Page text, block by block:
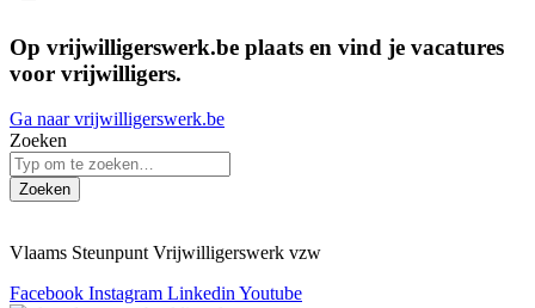
Op vrijwilligerswerk.be plaats en vind je vacatures
voor vrijwilligers.
Ga naar vrijwilligerswerk.be
Zoeken
Zoeken
Vlaams Steunpunt Vrijwilligerswerk vzw
Facebook Instagram Linkedin Youtube